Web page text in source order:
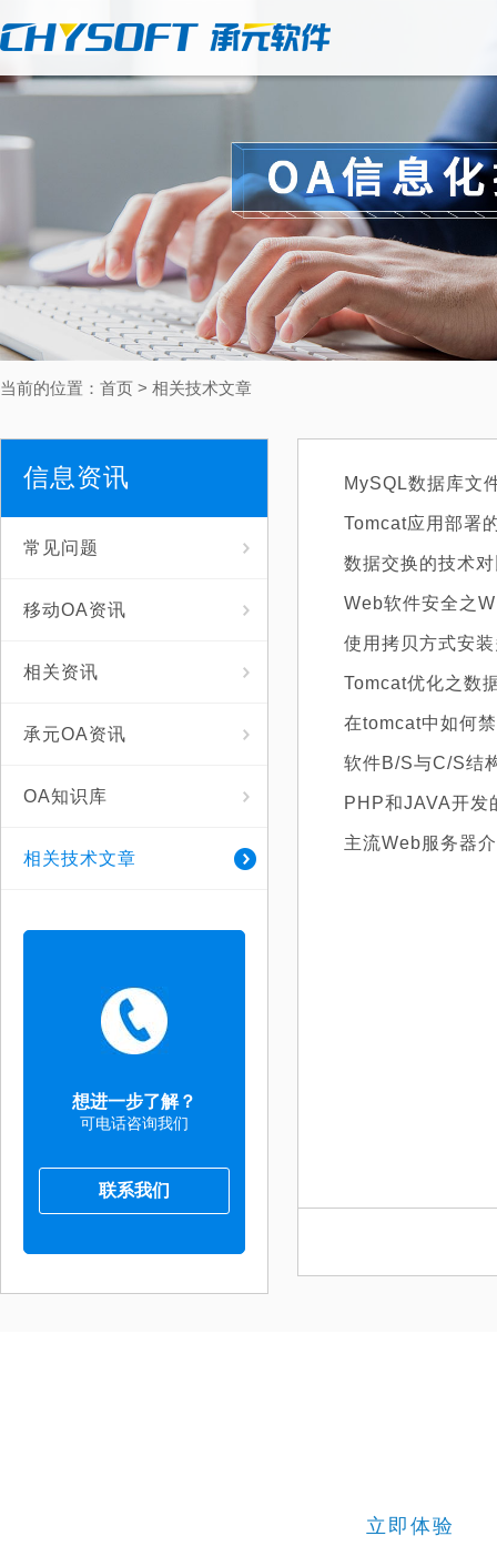
当前的位置： 首页 > 相关技术文章
信息资讯
常见问题
移动OA资讯
相关资讯
承元OA资讯
OA知识库
相关技术文章
想进一步了解？
可电话咨询我们
联系我们
MySQL数据库文
Tomcat应用部署
数据交换的技术
Web软件安全之
使用拷贝方式安
Tomcat优化之数
在tomcat中如何
软件B/S与C/S结
PHP和JAVA开发
主流Web服务器
立即体验